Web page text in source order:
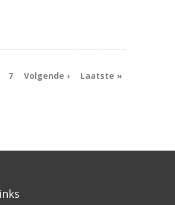
7 Volgende › Laatste »